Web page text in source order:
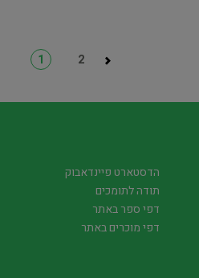
1 2
הדסטארט פיינדאבוק
תודה לתומכים
דפי ספר באתר
דפי מוכרים באתר